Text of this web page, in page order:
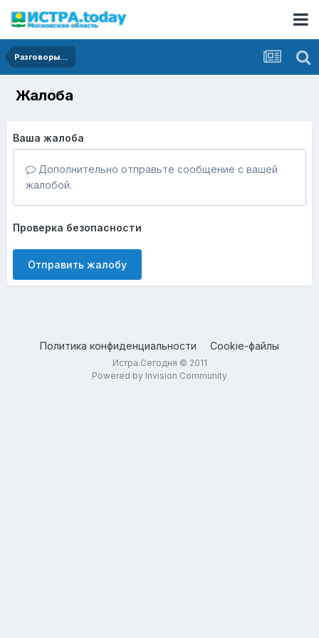
Разговоры...
Жалоба
Ваша жалоба
Дополнительно отправьте сообщение с вашей
жалобой.
Проверка безопасности
Отправить жалобу
Политика конфиденциальности Cookie-файлы
Истра.Сегодня © 2011
Powered by Invision Community